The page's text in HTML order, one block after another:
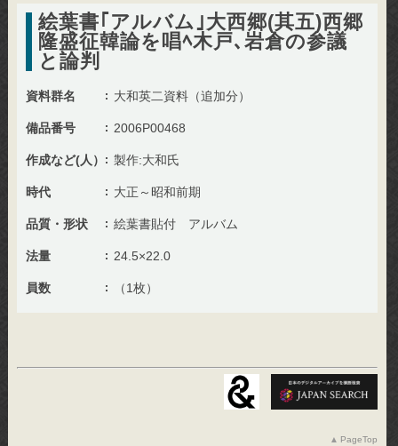
絵葉書｢アルバム｣大西郷(其五)西郷
隆盛征韓論を唱ﾍ木戸､岩倉の参議
と論判
資料群名 大和英二資料（追加分）
備品番号 2006P00468
作成など(人） 製作:大和氏
時代 大正～昭和前期
品質・形状 絵葉書貼付 アルバム
法量 24.5×22.0
員数 （1枚）
PageTop